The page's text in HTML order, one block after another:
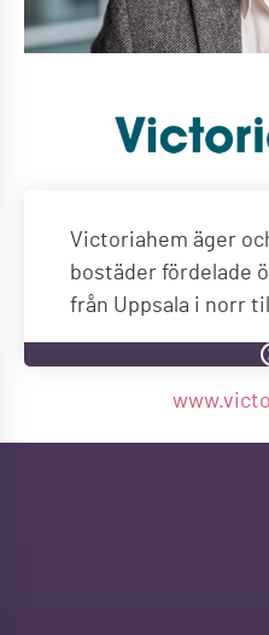
Victoriahem äger
bostäder fördelade
från Uppsala i norr